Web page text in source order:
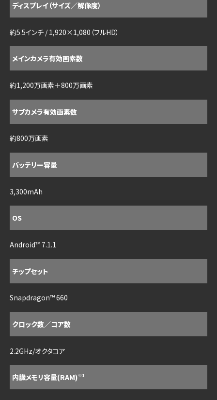
ディスプレイ（サイズ／解像度）
約5.5インチ / 1,920×1,080（フルHD）
メインカメラ有効画素数
約1,200万画素＋800万画素
サブカメラ有効画素数
約800万画素
バッテリー容量
3,300mAh
OS
Android™ 7.1.1
チップセット
Snapdragon™ 660
クロック数／コア数
2.2GHz/オクタコア
内臓メモリ容量(RAM)※1